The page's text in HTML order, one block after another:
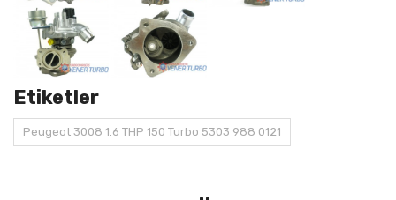
Etiketler
Peugeot 3008 1.6 THP 150 Turbo 5303 988 0121